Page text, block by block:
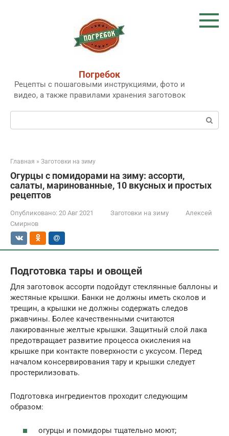
Погребок
Рецепты с пошаговыми инструкциями, фото и
видео, а также правилами хранения заготовок
Поиск:
Главная » Заготовки на зиму
Огурцы с помидорами на зиму: ассорти,
салаты, маринованные, 10 вкусных и простых
рецептов
Опубликовано: 20 Авг 2021 Заготовки на зиму
Алексей
Смирнов
Подготовка тары и овощей
Для заготовок ассорти подойдут стеклянные баллоны и
жестяные крышки. Банки не должны иметь сколов и
трещин, а крышки не должны содержать следов
ржавчины. Более качественными считаются
лакированные желтые крышки. Защитный слой лака
предотвращает развитие процесса окисления на
крышке при контакте поверхности с уксусом. Перед
началом консервирования тару и крышки следует
простерилизовать.
Подготовка ингредиентов проходит следующим
образом:
огурцы и помидоры тщательно моют;